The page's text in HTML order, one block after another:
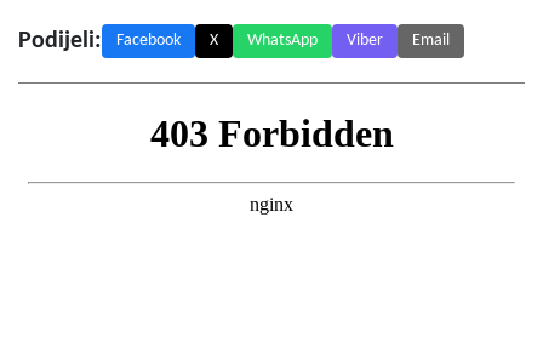
Podijeli: Facebook X WhatsApp Viber Email